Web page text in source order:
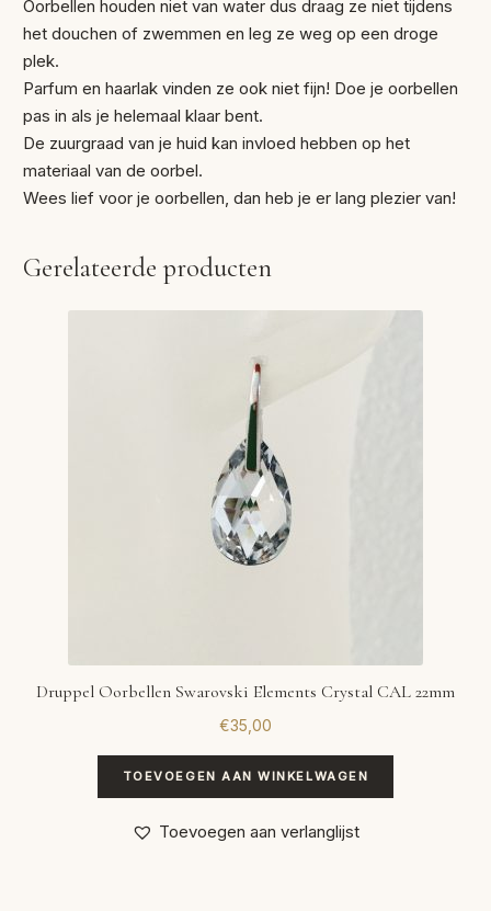
Oorbellen houden niet van water dus draag ze niet tijdens
het douchen of zwemmen en leg ze weg op een droge
plek.
Parfum en haarlak vinden ze ook niet fijn! Doe je oorbellen
pas in als je helemaal klaar bent.
De zuurgraad van je huid kan invloed hebben op het
materiaal van de oorbel.
Wees lief voor je oorbellen, dan heb je er lang plezier van!
Gerelateerde producten
Druppel Oorbellen Swarovski Elements Crystal CAL 22mm
€35,00
TOEVOEGEN AAN WINKELWAGEN
Toevoegen aan verlanglijst